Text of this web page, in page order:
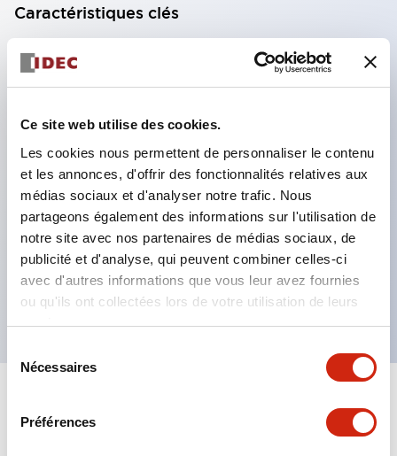
Ce site web utilise des cookies.
Les cookies nous permettent de personnaliser le contenu
et les annonces, d'offrir des fonctionnalités relatives aux
médias sociaux et d'analyser notre trafic. Nous
partageons également des informations sur l'utilisation de
notre site avec nos partenaires de médias sociaux, de
publicité et d'analyse, qui peuvent combiner celles-ci
avec d'autres informations que vous leur avez fournies
ou qu'ils ont collectées lors de votre utilisation de leurs
services.
Nécessaires
Préférences
Caractéristiques clés
Bloc de contact à 2 étages avec 2 contacts,
permettant une configuration à 4 contacts
contact à 11 étages), 59,9 mm (*bloc de contact à
22 étages). Conception peu encombrante
possible.
Structure de sécurité de 3e génération :
déclenchement à 2 actions, garde intégrée,
structure de protection des doigts IP20.
Tout développer+